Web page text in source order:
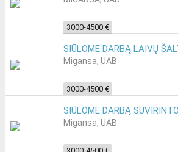
3000-4500 €
SIŪLOME DARBĄ LAIVŲ
Migansa, UAB
3000-4500 €
SIŪLOME DARBĄ
Migansa, UAB